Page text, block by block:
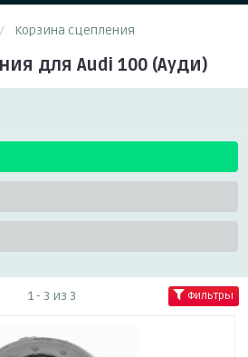
Корзина сцепления
для Audi 100 (Ауди)
1 - 3 из 3 Фильтры